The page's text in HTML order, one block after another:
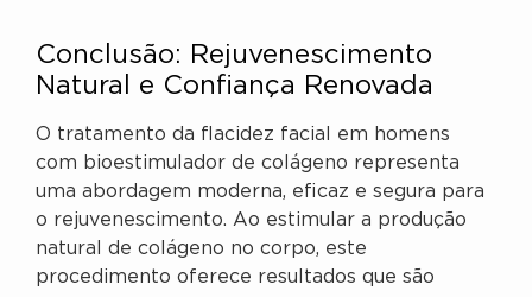
Conclusão: Rejuvenescimento
Natural e Confiança Renovada
O tratamento da flacidez facial em homens
com bioestimulador de colágeno representa
uma abordagem moderna, eficaz e segura para
o rejuvenescimento. Ao estimular a produção
natural de colágeno no corpo, este
procedimento oferece resultados que são